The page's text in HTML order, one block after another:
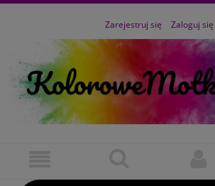
Zarejestruj się Zaloguj się